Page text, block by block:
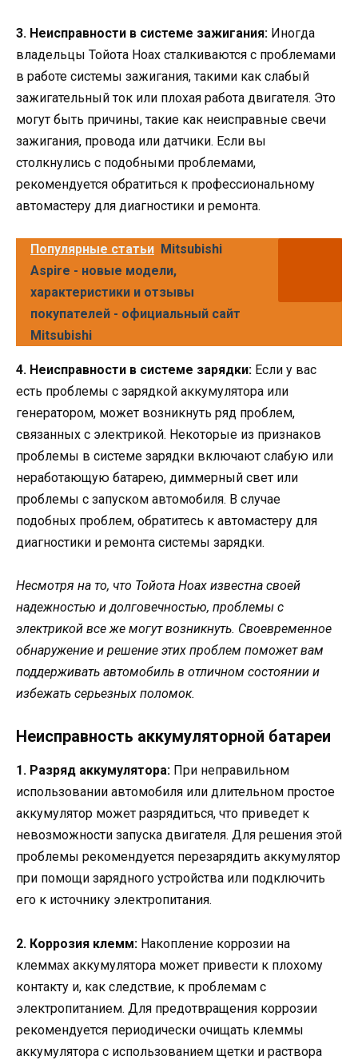
3. Неисправности в системе зажигания: Иногда
владельцы Тойота Ноах сталкиваются с проблемами
в работе системы зажигания, такими как слабый
зажигательный ток или плохая работа двигателя. Это
могут быть причины, такие как неисправные свечи
зажигания, провода или датчики. Если вы
столкнулись с подобными проблемами,
рекомендуется обратиться к профессиональному
автомастеру для диагностики и ремонта.
Популярные статьи Mitsubishi
Aspire - новые модели,
характеристики и отзывы
покупателей - официальный сайт
Mitsubishi
4. Неисправности в системе зарядки: Если у вас
есть проблемы с зарядкой аккумулятора или
генератором, может возникнуть ряд проблем,
связанных с электрикой. Некоторые из признаков
проблемы в системе зарядки включают слабую или
неработающую батарею, диммерный свет или
проблемы с запуском автомобиля. В случае
подобных проблем, обратитесь к автомастеру для
диагностики и ремонта системы зарядки.
Несмотря на то, что Тойота Ноах известна своей
надежностью и долговечностью, проблемы с
электрикой все же могут возникнуть. Своевременное
обнаружение и решение этих проблем поможет вам
поддерживать автомобиль в отличном состоянии и
избежать серьезных поломок.
Неисправность аккумуляторной батареи
1. Разряд аккумулятора: При неправильном
использовании автомобиля или длительном простое
аккумулятор может разрядиться, что приведет к
невозможности запуска двигателя. Для решения этой
проблемы рекомендуется перезарядить аккумулятор
при помощи зарядного устройства или подключить
его к источнику электропитания.
2. Коррозия клемм: Накопление коррозии на
клеммах аккумулятора может привести к плохому
контакту и, как следствие, к проблемам с
электропитанием. Для предотвращения коррозии
рекомендуется периодически очищать клеммы
аккумулятора с использованием щетки и раствора